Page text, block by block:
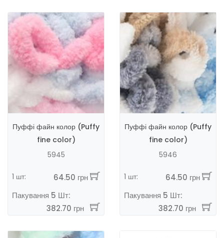
Пуффі файн колор (Puffy
fine color)
5945
1 шт:
64.50 грн
Пакування 5 Шт:
382.70 грн
Пуффі файн колор (Puffy
fine color)
5946
1 шт:
64.50 грн
Пакування 5 Шт:
382.70 грн